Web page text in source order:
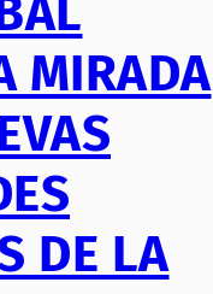
MIRADA
DE LA